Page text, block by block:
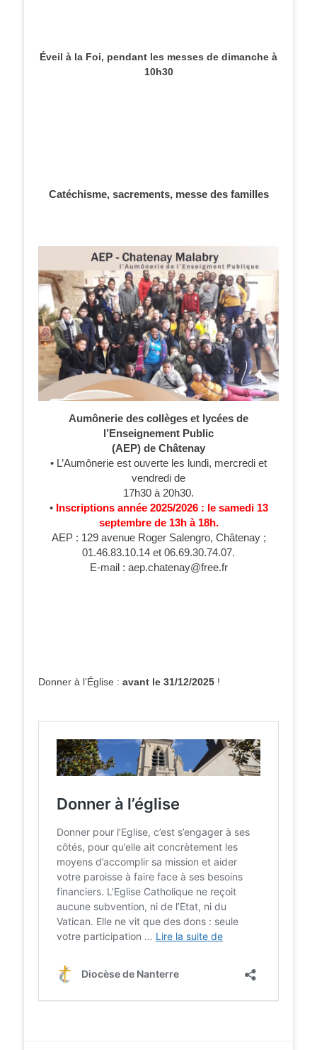
Éveil à la Foi, pendant les messes de dimanche à
10h30
Catéchisme, sacrements, messe des familles
Aumônerie des collèges et lycées de
l’Enseignement Public
(AEP) de Châtenay
• L’Aumônerie est ouverte les lundi, mercredi et
vendredi de
17h30 à 20h30.
• Inscriptions année 2025/2026 : le samedi 13
septembre de 13h à 18h.
AEP : 129 avenue Roger Salengro, Châtenay ;
01.46.83.10.14 et 06.69.30.74.07.
E-mail : aep.chatenay@free.fr
Donner à l’Église : avant le 31/12/2025 !